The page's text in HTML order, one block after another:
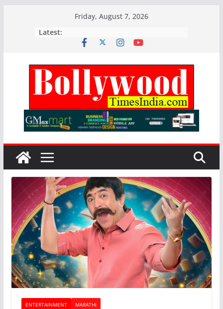
Friday, August 7, 2026
Latest:
ENTERTAINMENT MARATHI